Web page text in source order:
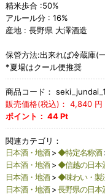
精米歩合 :50%
アルール分 : 16%
産地 : 長野県 大澤酒造
保管方法:出来れば冷蔵庫(
*夏場はクール便推奨
商品コード：
販売価格(税込)： 4,840円
ポイント： 44Pt
関連カテゴリ：
日本酒・地酒> ◆特定名称酒
日本酒・地酒> ◆信越の日本
日本酒・地酒> ◆味わい・製
日本酒・地酒> 長野県の日本